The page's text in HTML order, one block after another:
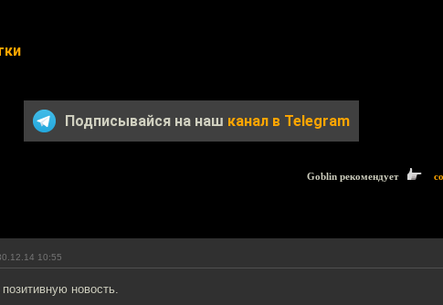
Подписывайся на наш канал в Telegram
Goblin рекомендует
10:55
новость.